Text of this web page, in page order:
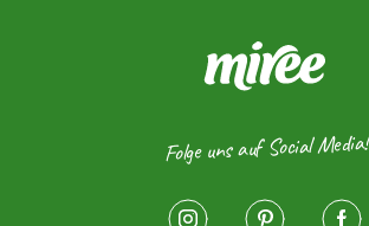
Folge uns auf Social Media!